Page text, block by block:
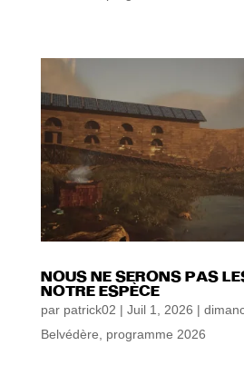
NOUS NE SERONS PAS
NOTRE ESPÈCE
par patrick02 | Juil 1, 2026 |
Belvédère
programme 2026